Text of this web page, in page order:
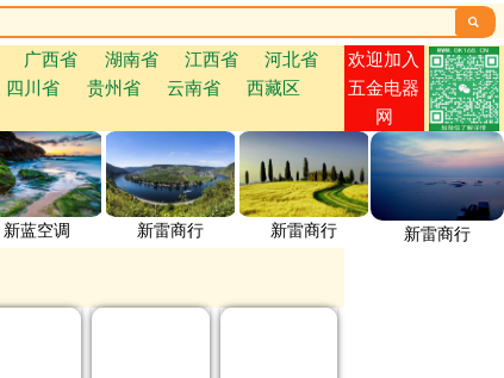

广西省 湖南省 江西省
河北省
四川省 贵州省 云南省
西藏区
欢迎加入
五金电器
网
新蓝空调 新雷商行 新雷商行 新雷商行